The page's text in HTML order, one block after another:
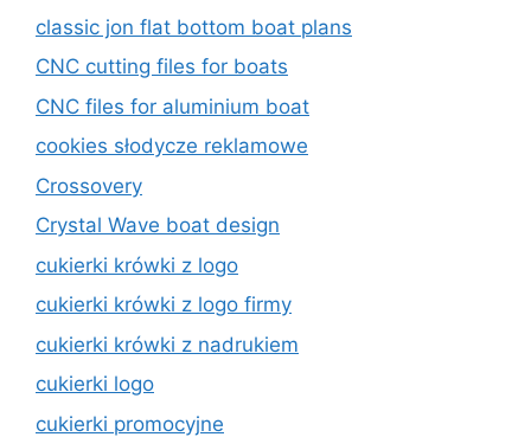
classic jon flat bottom boat plans
CNC cutting files for boats
CNC files for aluminium boat
cookies słodycze reklamowe
Crossovery
Crystal Wave boat design
cukierki krówki z logo
cukierki krówki z logo firmy
cukierki krówki z nadrukiem
cukierki logo
cukierki promocyjne